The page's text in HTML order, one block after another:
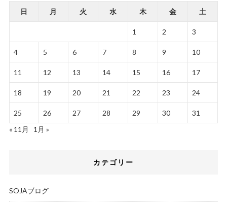
日
月 火 水 木 金 土
1 2 3
4 5 6 7 8 9 10
11 12 13 14 15 16 17
18 19 20 21 22 23 24
25 26 27 28 29 30
31
« 11月
1月 »
カテゴリー
SOJAブログ